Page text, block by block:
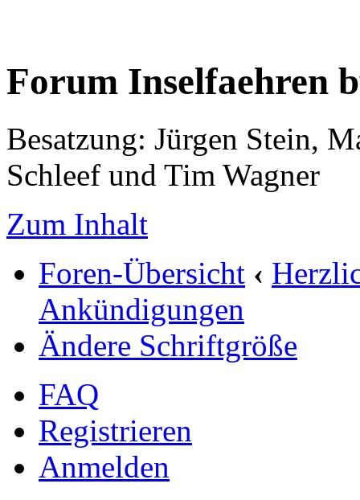
Forum Inselfaehren
Besatzung: Jürgen Stein,
Schleef und Tim Wagner
Zum Inhalt
Foren-Übersicht ‹
Ankündigungen
Ändere Schriftgröße
FAQ
Registrieren
Anmelden